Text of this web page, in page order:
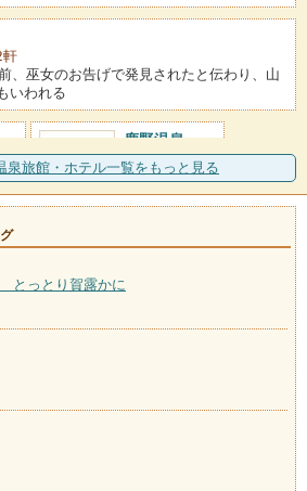
軒
、巫女のお告げで発見されたと伝わり、山
いわれる
軒
鹿野温泉
施設数：1軒
泉旅館・ホテル一覧をもっと見る
とっとり賀露かに